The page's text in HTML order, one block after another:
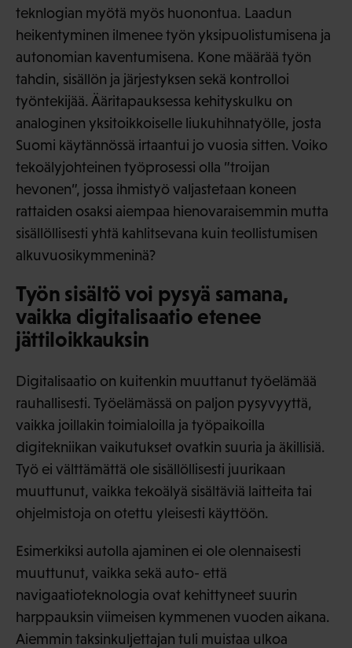
teknlogian myötä myös huonontua. Laadun
heikentyminen ilmenee työn yksipuolistumisena ja
autonomian kaventumisena. Kone määrää työn
tahdin, sisällön ja järjestyksen sekä kontrolloi
työntekijää. Ääritapauksessa kehityskulku on
analoginen yksitoikkoiselle liukuhihnatyölle, josta
Suomi käytännössä irtaantui jo vuosia sitten. Voiko
tekoälyjohteinen työprosessi olla ”troijan
hevonen”, jossa ihmistyö valjastetaan koneen
rattaiden osaksi aiempaa hienovaraisemmin mutta
sisällöllisesti yhtä kahlitsevana kuin teollistumisen
alkuvuosikymmeninä?
Työn sisältö voi pysyä samana,
vaikka digitalisaatio etenee
jättiloikkauksin
Digitalisaatio on kuitenkin muuttanut työelämää
rauhallisesti. Työelämässä on paljon pysyvyyttä,
vaikka joillakin toimialoilla ja työpaikoilla
digitekniikan vaikutukset ovatkin suuria ja äkillisiä.
Työ ei välttämättä ole sisällöllisesti juurikaan
muuttunut, vaikka tekoälyä sisältäviä laitteita tai
ohjelmistoja on otettu yleisesti käyttöön.
Esimerkiksi autolla ajaminen ei ole olennaisesti
muuttunut, vaikka sekä auto- että
navigaatioteknologia ovat kehittyneet suurin
harppauksin viimeisen kymmenen vuoden aikana.
Aiemmin taksinkuljettajan tuli muistaa ulkoa